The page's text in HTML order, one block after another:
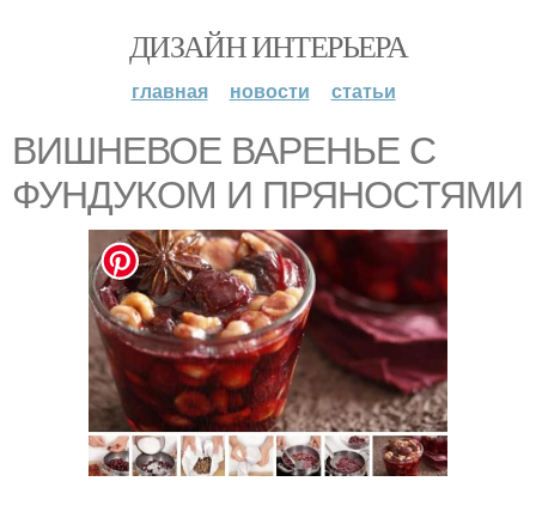
ДИЗАЙН ИНТЕРЬЕРА
главная новости статьи
ВИШНЕВОЕ ВАРЕНЬЕ С
ФУНДУКОМ И ПРЯНОСТЯМИ